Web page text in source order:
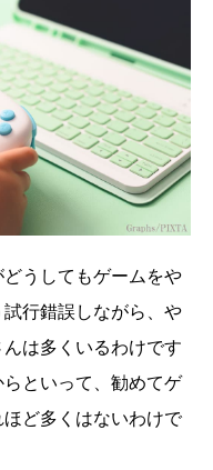
うしてもゲームをや
行錯誤しながら、や
は多くいるわけです
といって、勧めてゲ
ど多くはないわけで